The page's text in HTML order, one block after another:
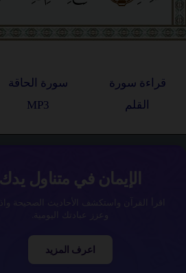
قراءة سورة
القلم
سورة الحاقة
MP3
الإيمان في متناول يدك
اقرأ القرآن واستكشف الأحاديث الصحيحة
اعرف المزيد